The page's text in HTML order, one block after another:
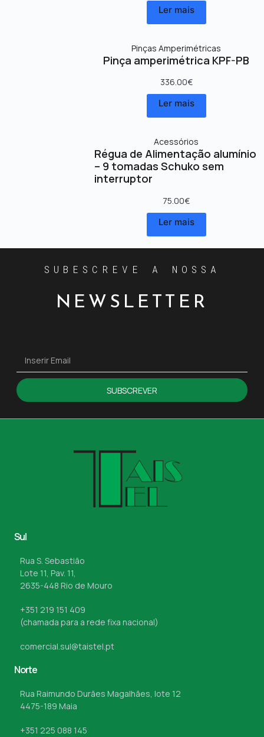
Ler mais
Pinças Amperimétricas
Pinça amperimétrica KPF-PB
336.00€
Ler mais
Acessórios
Régua de Alimentação alumínio
– 9 tomadas Schuko sem
interruptor
75.00€
Ler mais
SUBESCREVE A NOSSA
NEWSLETTER
SUBSCREVER
Sul
Rua S. Sebastião
Lote 11, Pav. 11,
2635-448 Rio de Mouro
+351 219 151 409
(chamada para a rede fixa nacional)
comercial.sul@taistel.pt
Norte
Rua Raimundo Durães Magalhães, lote 12
4475-189 Maia
+351 225 088 145